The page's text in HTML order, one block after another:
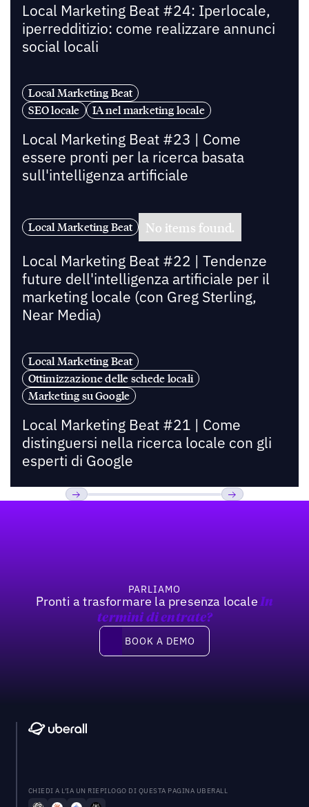
Local Marketing Beat #24: Iperlocale,
iperredditizio: come realizzare annunci
social locali
Local Marketing Beat
SEO locale
IA nel marketing locale
Local Marketing Beat #23 | Come
essere pronti per la ricerca basata
sull'intelligenza artificiale
Local Marketing Beat No items found.
Local Marketing Beat #22 | Tendenze
future dell'intelligenza artificiale per il
marketing locale (con Greg Sterling,
Near Media)
Local Marketing Beat
Ottimizzazione delle schede locali
Marketing su Google
Local Marketing Beat #21 | Come
distinguersi nella ricerca locale con gli
esperti di Google
PARLIAMO
Pronti a trasformare la presenza locale In
termini di entrate?
Book a demo
BOOK A DEMO
CHIEDI A L'IA UN RIEPILOGO DI QUESTA PAGINA UBERALL